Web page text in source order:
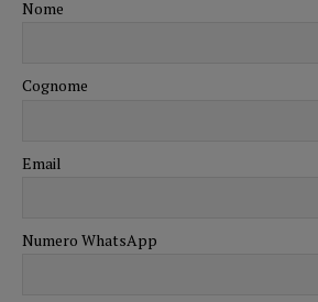
Nome
Cognome
Email
Numero WhatsApp